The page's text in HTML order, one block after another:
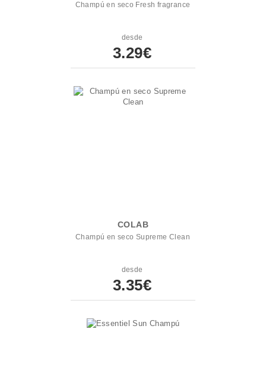
Champú en seco Fresh fragrance
desde
3.29€
COLAB
Champú en seco Supreme Clean
desde
3.35€